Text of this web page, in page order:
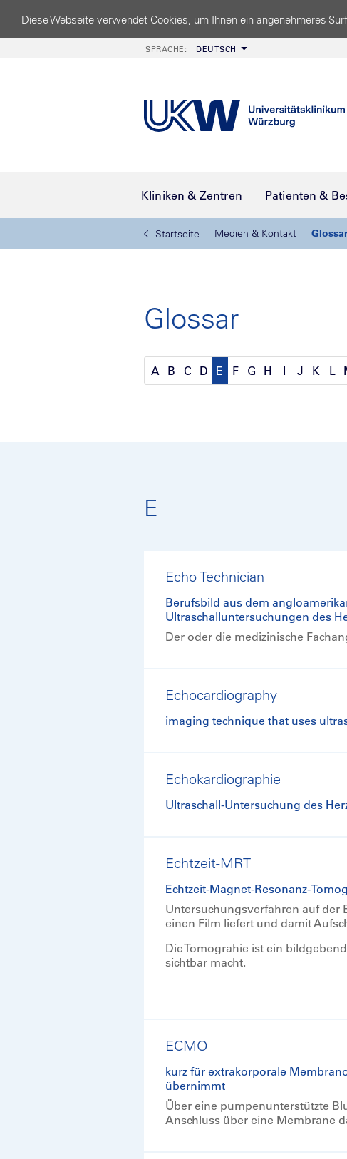
Diese Webseite verwendet Cookies, um Ihnen ein angenehmeres
SPRACHE: DEUTSCH
Kliniken & Zentren Patienten &
Startseite Medien & Kontakt Glossar
Glossar
A B C D E F G H I J K L
E
Echo Technician
Berufsbild aus dem
Ultraschalluntersuchungen des
Der oder die medizinische
Echocardiography
imaging technique that uses
Echokardiographie
Ultraschall-Untersuchung des
Echtzeit-MRT
Echtzeit-Magnet-Resonanz-
Untersuchungsverfahren auf der
einen Film liefert und damit
Die Tomograhie ist ein
sichtbar macht.
ECMO
kurz für extrakorporale
übernimmt
Über eine pumpenunterstützte
Anschluss über eine Membrane